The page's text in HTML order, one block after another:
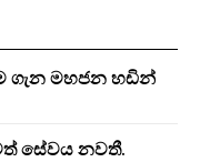
ගැන මහජන හඩින්
සේවය නවතී.